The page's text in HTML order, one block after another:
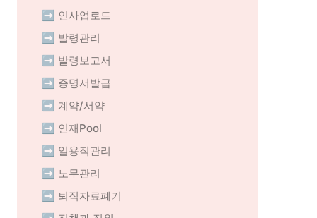
➡️ 인사업로드
➡️ 발령관리
➡️ 발령보고서
➡️ 증명서발급
➡️ 계약/서약
➡️ 인재Pool
➡️ 일용직관리
➡️ 노무관리
➡️ 퇴직자료폐기